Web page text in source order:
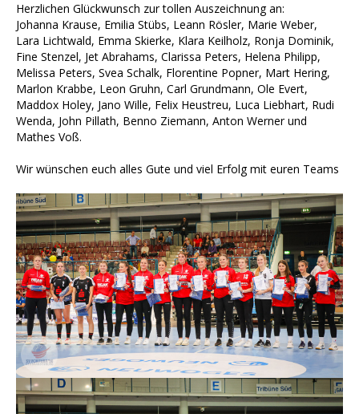
Herzlichen Glückwunsch zur tollen Auszeichnung an:
Johanna Krause, Emilia Stübs, Leann Rösler, Marie Weber,
Lara Lichtwald, Emma Skierke, Klara Keilholz, Ronja Dominik,
Fine Stenzel, Jet Abrahams, Clarissa Peters, Helena Philipp,
Melissa Peters, Svea Schalk, Florentine Popner, Mart Hering,
Marlon Krabbe, Leon Gruhn, Carl Grundmann, Ole Evert,
Maddox Holey, Jano Wille, Felix Heustreu, Luca Liebhart, Rudi
Wenda, John Pillath, Benno Ziemann, Anton Werner und
Mathes Voß.
Wir wünschen euch alles Gute und viel Erfolg mit euren Teams